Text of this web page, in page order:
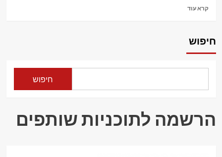
קרא עודRead
לביטוח
חיפוש
חיפוש
הרשמה לתוכניות שותפים